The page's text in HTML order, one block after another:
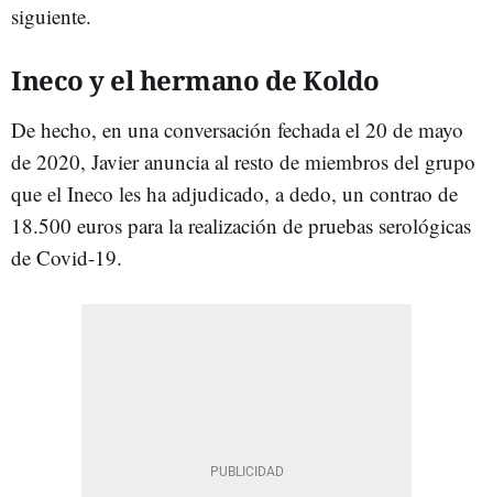
siguiente.
Ineco y el hermano de Koldo
De hecho, en una conversación fechada el 20 de mayo
de 2020, Javier anuncia al resto de miembros del grupo
que el Ineco les ha adjudicado, a dedo, un contrao de
18.500 euros para la realización de pruebas serológicas
de Covid-19.